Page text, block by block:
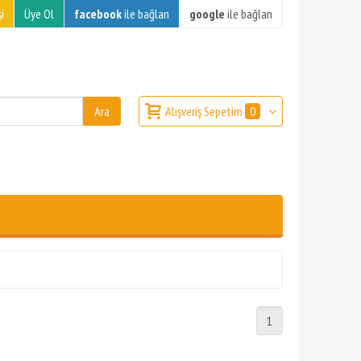
Üye Ol facebookile bağlan google ile bağlan
Alışveriş Sepetim 0
1